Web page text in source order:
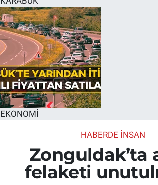
EKONOMİ
HABERDE INSAN
Zonguldak’ta
felaketi
Haber Arşivi